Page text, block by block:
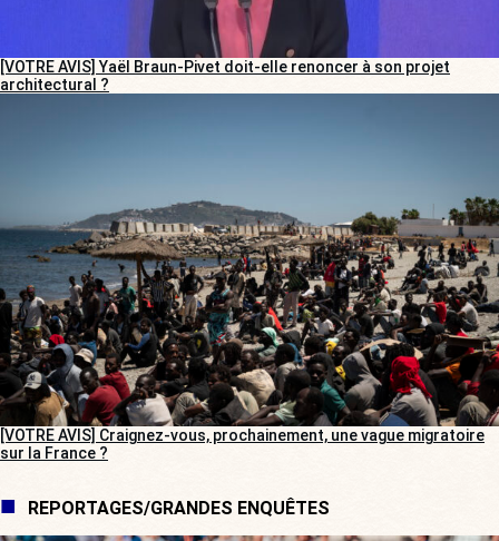
[VOTRE AVIS] Yaël Braun-Pivet doit-elle renoncer à son projet
architectural ?
[VOTRE AVIS] Craignez-vous, prochainement, une vague migratoire
sur la France ?
REPORTAGES/GRANDES ENQUÊTES